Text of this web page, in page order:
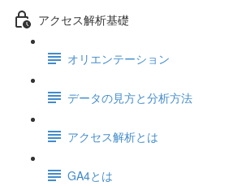
アクセス解析基礎
オリエンテーション
データの見方と分析方法
アクセス解析とは
GA4とは